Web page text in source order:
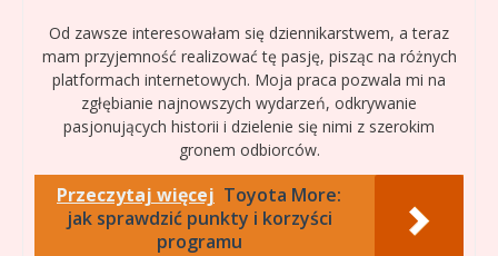
Od zawsze interesowałam się dziennikarstwem, a teraz
mam przyjemność realizować tę pasję, pisząc na różnych
platformach internetowych. Moja praca pozwala mi na
zgłębianie najnowszych wydarzeń, odkrywanie
pasjonujących historii i dzielenie się nimi z szerokim
gronem odbiorców.
Przeczytaj więcej Toyota More:
jak sprawdzić punkty i korzyści
programu